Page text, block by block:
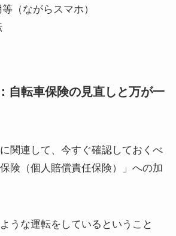
（ながらスマホ）
自転車保険の見直しと万が一
関連して、今すぐ確認しておくべ
険（個人賠償責任保険）」への加
うな運転をしているということ